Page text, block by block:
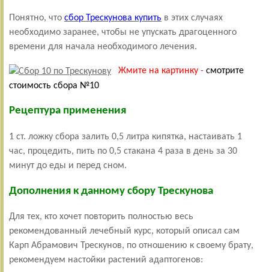
Понятно, что сбор Трескунова купить в этих случаях
необходимо заранее, чтобы не упускать драгоценного
времени для начала необходимого лечения.
Жмите на картинку - смотрите
стоимость сбора №10
Рецептура применения
1 ст. ложку сбора залить 0,5 литра кипятка, настаивать 1
час, процедить, пить по 0,5 стакана 4 раза в день за 30
минут до еды и перед сном.
Дополнения к данному сбору Трескунова
Для тех, кто хочет повторить полностью весь
рекомендованный лечебный курс, который описал сам
Карп Абрамович Трескунов, по отношению к своему брату,
рекомендуем настойки растений адаптогенов: